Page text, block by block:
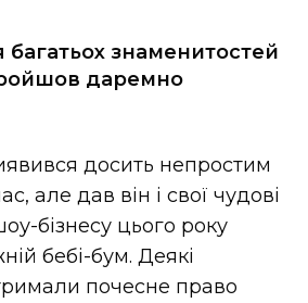
знаменитостей
даремно
досить непростим
але дав він і свої чудові
бізнесу цього року
бебі-бум. Деякі
почесне право